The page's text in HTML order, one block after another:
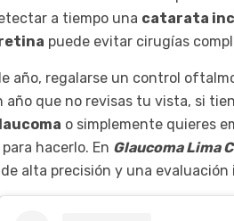
a tiempo una catarata
puede evitar cirugías
año, regalarse un control
año que no revisas tu vista, si
o simplemente quieres
hacerlo. En Glaucoma Lima
alta precisión y una